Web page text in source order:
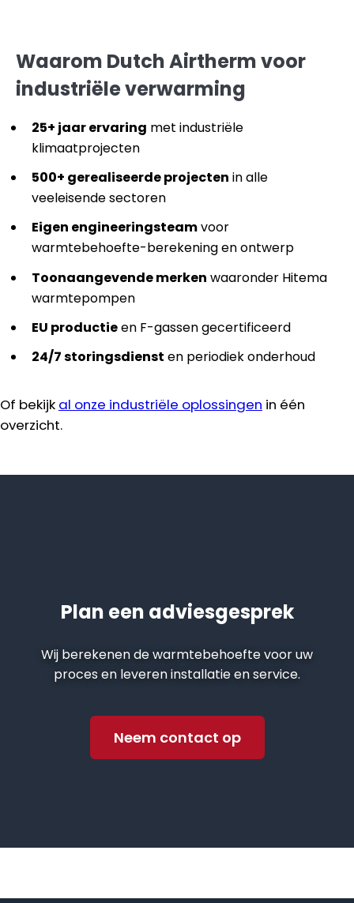
Waarom Dutch Airtherm voor
industriële verwarming
25+ jaar ervaring met industriële
klimaatprojecten
500+ gerealiseerde projecten in alle
veeleisende sectoren
Eigen engineeringsteamvoor
warmtebehoefte-berekening en ontwerp
Toonaangevende merken waaronder Hitema
warmtepompen
EU productieen F-gassen gecertificeerd
24/7 storingsdienst en periodiek onderhoud
Of bekijk al onze industriële oplossingen in één
overzicht.
Plan een adviesgesprek
Wij berekenen de warmtebehoefte voor uw
proces en leveren installatie en service.
Neem contact op